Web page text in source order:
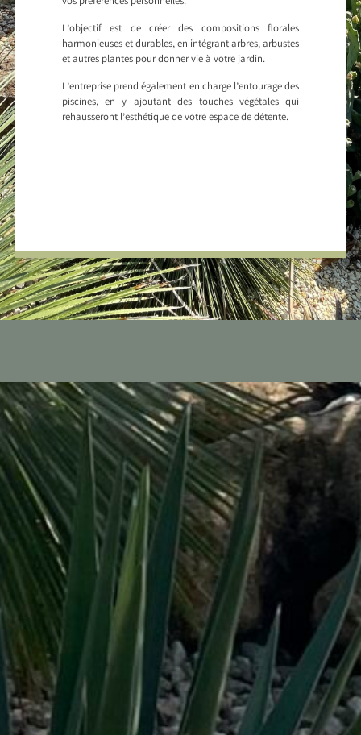
L’objectif est de créer des compositions florales
harmonieuses et durables, en intégrant arbres, arbustes
et autres plantes pour donner vie à votre jardin.
L’entreprise prend également en charge l’entourage des
piscines, en y ajoutant des touches végétales qui
rehausseront l’esthétique de votre espace de détente.